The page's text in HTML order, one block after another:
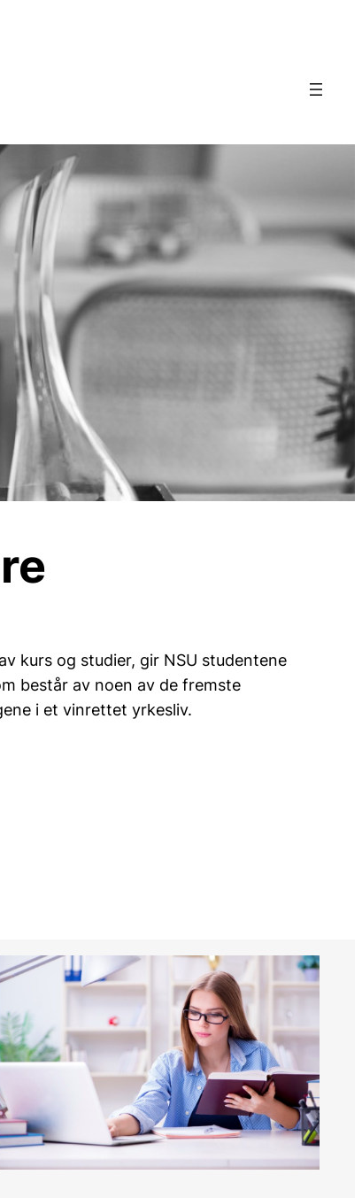
kurs og studier, gir NSU studentene
består av noen av de fremste
i et vinrettet yrkesliv.